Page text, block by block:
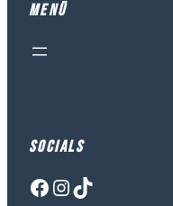
Menü
Socials
Facebook Instagram TikTok